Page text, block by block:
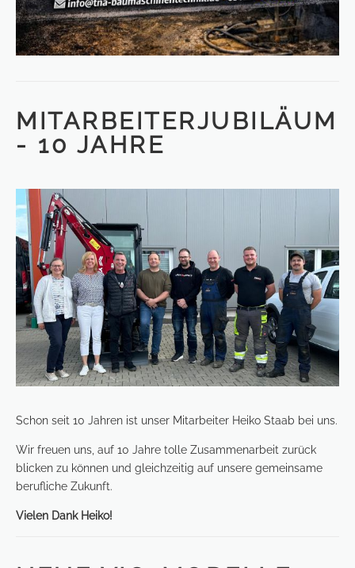
MITARBEITERJUBILÄUM
- 10 JAHRE
Schon seit 10 Jahren ist unser Mitarbeiter Heiko Staab bei uns.
Wir freuen uns, auf 10 Jahre tolle Zusammenarbeit zurück
blicken zu können und gleichzeitig auf unsere gemeinsame
berufliche Zukunft.
Vielen Dank Heiko!